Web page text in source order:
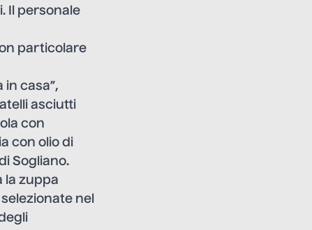
Il personale
particolare
casa”,
asciutti
con
con olio di
Sogliano.
la zuppa
nel